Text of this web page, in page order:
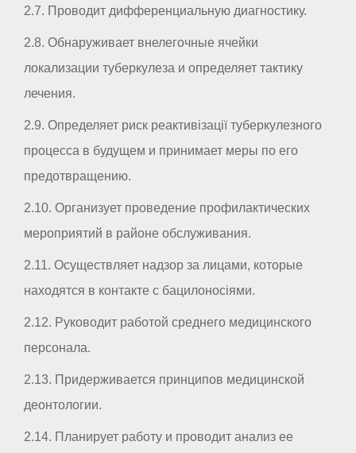
2.7. Проводит дифференциальную диагностику.
2.8. Обнаруживает внелегочные ячейки
локализации туберкулеза и определяет тактику
лечения.
2.9. Определяет риск реактивізації туберкулезного
процесса в будущем и принимает меры по его
предотвращению.
2.10. Организует проведение профилактических
мероприятий в районе обслуживания.
2.11. Осуществляет надзор за лицами, которые
находятся в контакте с бацилоносіями.
2.12. Руководит работой среднего медицинского
персонала.
2.13. Придерживается принципов медицинской
деонтологии.
2.14. Планирует работу и проводит анализ ее